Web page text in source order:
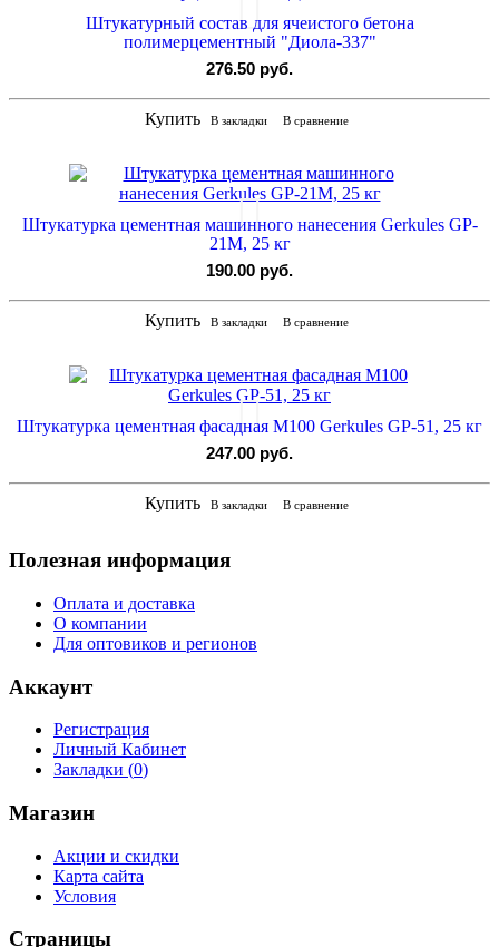
Штукатурный состав для ячеистого бетона
полимерцементный "Диола-337"
276.50 руб.
Купить В закладки В сравнение
Штукатурка цементная машинного нанесения Gerkules GP-
21M, 25 кг
190.00 руб.
Купить В закладки В сравнение
Штукатурка цементная фасадная М100 Gerkules GP-51, 25 кг
247.00 руб.
Купить В закладки В сравнение
Полезная информация
Оплата и доставка
О компании
Для оптовиков и регионов
Аккаунт
Регистрация
Личный Кабинет
Закладки (0)
Магазин
Акции и скидки
Карта сайта
Условия
Страницы